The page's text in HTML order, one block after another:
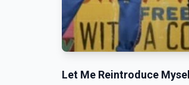
Let Me Reintroduce